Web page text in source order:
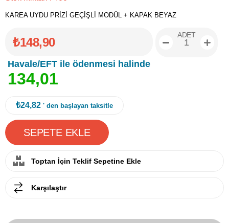
KAREA UYDU PRİZİ GEÇİŞLİ MODÜL + KAPAK BEYAZ
₺148,90
Havale/EFT ile ödenmesi halinde
134,01
ADET
₺24,82 ' den başlayan taksitle
Toptan İçin Teklif Sepetine Ekle
Karşılaştır